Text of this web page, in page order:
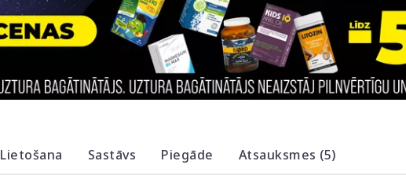
Lietošana Sastāvs Piegāde Atsauksmes (5)